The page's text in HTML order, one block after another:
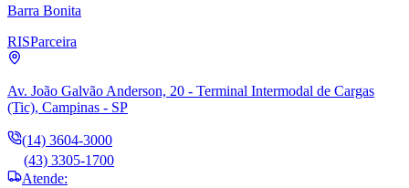
Barra Bonita
RISParceira
Av. João Galvão Anderson, 20 - Terminal Intermodal de Cargas
(Tic), Campinas - SP
(14) 3604-3000
(43) 3305-1700
Atende: